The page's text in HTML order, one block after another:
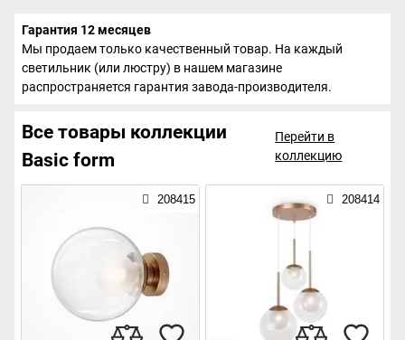
Гарантия 12 месяцев
Мы продаем только качественный товар. На каждый
светильник (или люстру) в нашем магазине
распространяется гарантия завода-производителя.
Все товары коллекции
Basic form
Перейти в
коллекцию
208415 208414